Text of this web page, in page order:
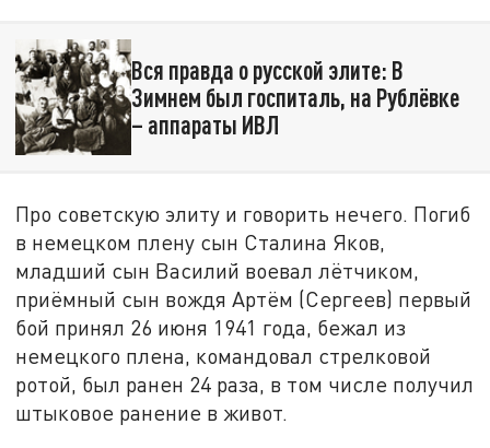
Вся правда о русской элите: В
Зимнем был госпиталь, на Рублёвке
– аппараты ИВЛ
Про советскую элиту и говорить нечего. Погиб
в немецком плену сын Сталина Яков,
младший сын Василий воевал лётчиком,
приёмный сын вождя Артём (Сергеев) первый
бой принял 26 июня 1941 года, бежал из
немецкого плена, командовал стрелковой
ротой, был ранен 24 раза, в том числе получил
штыковое ранение в живот.